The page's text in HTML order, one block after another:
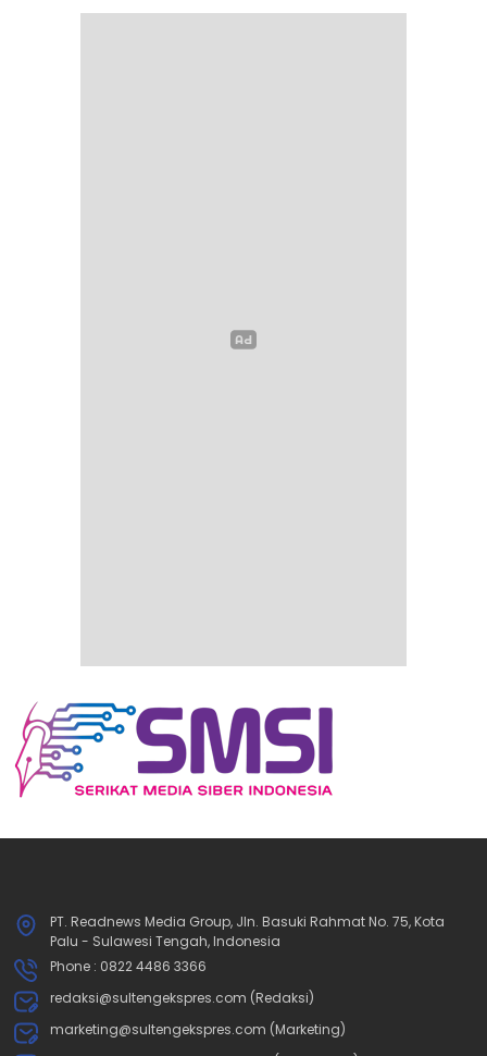
PT. Readnews Media Group, Jln. Basuki Rahmat No. 75, Kota
Palu - Sulawesi Tengah, Indonesia
Phone : 0822 4486 3366
redaksi@sultengekspres.com (Redaksi)
marketing@sultengekspres.com (Marketing)